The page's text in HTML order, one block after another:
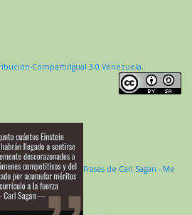
CompartirIgual 3.0 Venezuela.
Frases de Carl Sagan - Me